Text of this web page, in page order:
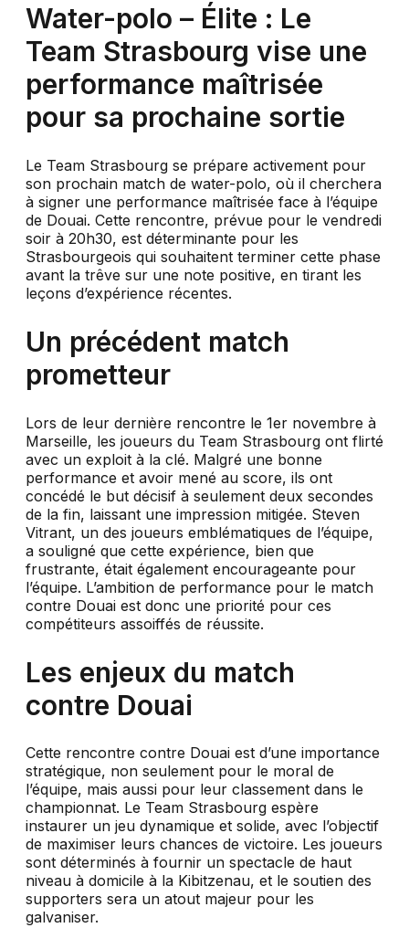
Water-polo – Élite : Le
Team Strasbourg vise une
performance maîtrisée
pour sa prochaine sortie
Le Team Strasbourg se prépare activement pour
son prochain match de water-polo, où il cherchera
à signer une performance maîtrisée face à l’équipe
de Douai. Cette rencontre, prévue pour le vendredi
soir à 20h30, est déterminante pour les
Strasbourgeois qui souhaitent terminer cette phase
avant la trêve sur une note positive, en tirant les
leçons d’expérience récentes.
Un précédent match
prometteur
Lors de leur dernière rencontre le 1er novembre à
Marseille, les joueurs du Team Strasbourg ont flirté
avec un exploit à la clé. Malgré une bonne
performance et avoir mené au score, ils ont
concédé le but décisif à seulement deux secondes
de la fin, laissant une impression mitigée. Steven
Vitrant, un des joueurs emblématiques de l’équipe,
a souligné que cette expérience, bien que
frustrante, était également encourageante pour
l’équipe. L’ambition de performance pour le match
contre Douai est donc une priorité pour ces
compétiteurs assoiffés de réussite.
Les enjeux du match
contre Douai
Cette rencontre contre Douai est d’une importance
stratégique, non seulement pour le moral de
l’équipe, mais aussi pour leur classement dans le
championnat. Le Team Strasbourg espère
instaurer un jeu dynamique et solide, avec l’objectif
de maximiser leurs chances de victoire. Les joueurs
sont déterminés à fournir un spectacle de haut
niveau à domicile à la Kibitzenau, et le soutien des
supporters sera un atout majeur pour les
galvaniser.